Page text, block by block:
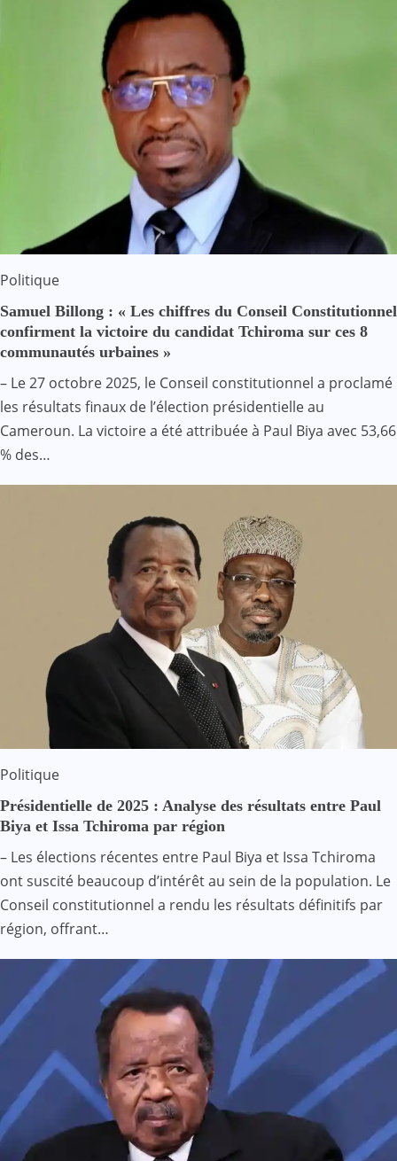
Politique
Samuel Billong : « Les chiffres du Conseil Constitutionnel
confirment la victoire du candidat Tchiroma sur ces 8
communautés urbaines »
– Le 27 octobre 2025, le Conseil constitutionnel a proclamé
les résultats finaux de l’élection présidentielle au
Cameroun. La victoire a été attribuée à Paul Biya avec 53,66
% des…
Politique
Présidentielle de 2025 : Analyse des résultats entre Paul
Biya et Issa Tchiroma par région
– Les élections récentes entre Paul Biya et Issa Tchiroma
ont suscité beaucoup d’intérêt au sein de la population. Le
Conseil constitutionnel a rendu les résultats définitifs par
région, offrant…